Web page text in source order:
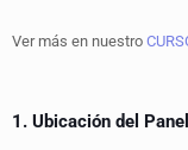
Ver más en nuestro
1. Ubicación del